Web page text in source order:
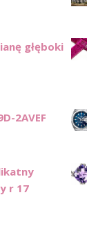
głęboki
2AVEF
r 17